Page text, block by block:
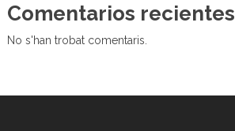
Comentarios recientes
No s'han trobat comentaris.